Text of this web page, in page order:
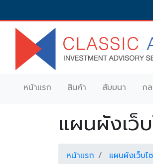
หน้าแรก สินค้า สัมมนา ก
แผนผังเว็
หน้าแรก แผนผังเว็บไ